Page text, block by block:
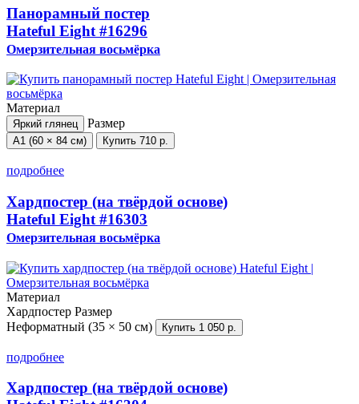
Панорамный постер
Hateful Eight #16296
Омерзительная восьмёрка
Материал
Яркий глянец Размер
А1 (60 × 84 см) Купить 710 р.
подробнее
Хардпостер (на твёрдой основе)
Hateful Eight #16303
Омерзительная восьмёрка
Материал
Хардпостер Размер
Неформатный (35 × 50 см)
Купить 1 050 р.
подробнее
Хардпостер (на твёрдой основе)